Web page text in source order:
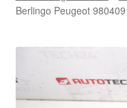
Algemene
Betalingen
Contact
Berlingo Peugeot